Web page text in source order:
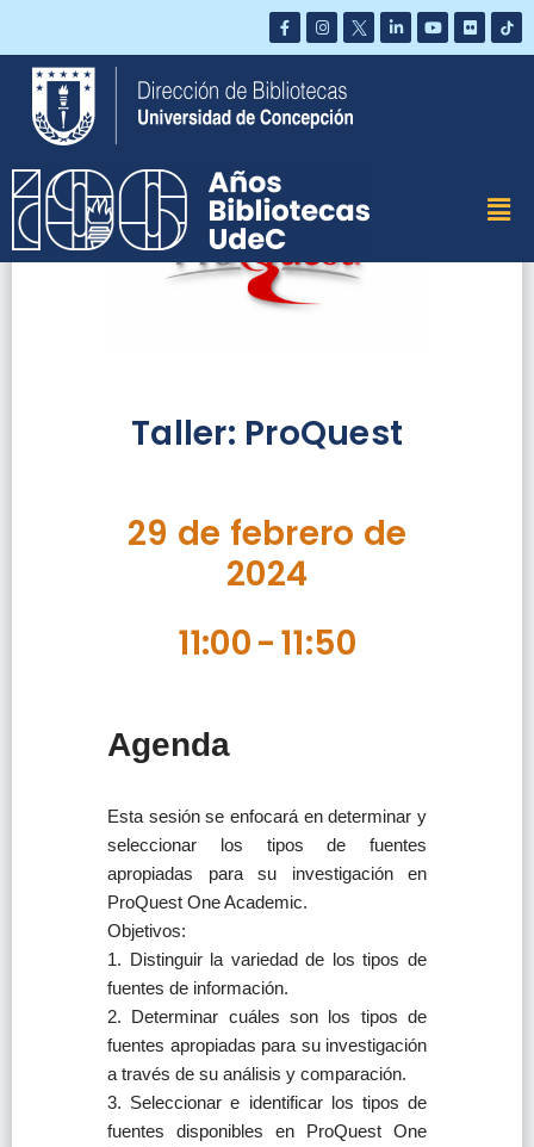
Saltar
contenido
Taller: ProQuest
29 de febrero de
2024
11:00-11:50
Agenda
Esta sesión se enfocará en determinar y
seleccionar los tipos de fuentes
apropiadas para su investigación en
ProQuest One Academic.
Objetivos:
1. Distinguir la variedad de los tipos de
fuentes de información.
2. Determinar cuáles son los tipos de
fuentes apropiadas para su investigación
a través de su análisis y comparación.
3. Seleccionar e identificar los tipos de
fuentes disponibles en ProQuest One